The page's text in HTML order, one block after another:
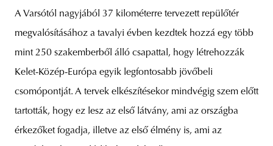
A Varsótól nagyjából 37 kilométerre tervezett repülőtér
megvalósításához a tavalyi évben kezdtek hozzá egy több
mint 250 szakemberből álló csapattal, hogy létrehozzák
Kelet-Közép-Európa egyik legfontosabb jövőbeli
csomópontját. A tervek elkészítésekor mindvégig szem előtt
tartották, hogy ez lesz az első látvány, ami az országba
érkezőket fogadja, illetve az első élmény is, ami az